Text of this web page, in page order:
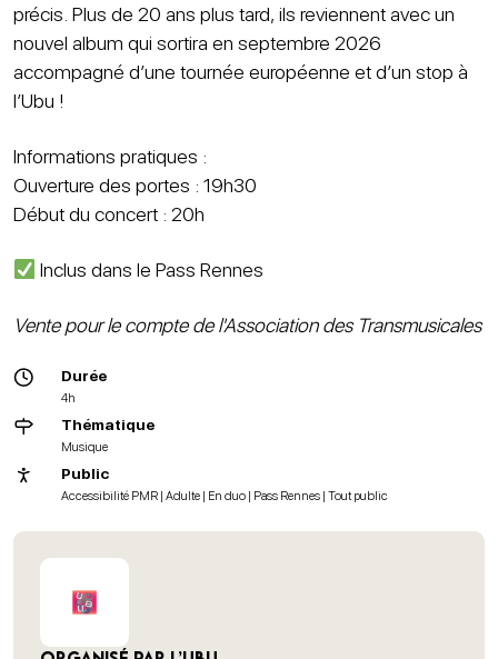
précis. Plus de 20 ans plus tard, ils reviennent avec un
nouvel album qui sortira en septembre 2026
accompagné d’une tournée européenne et d’un stop à
l’Ubu !
Informations pratiques :
Ouverture des portes : 19h30
Début du concert : 20h
Inclus dans le Pass Rennes
Vente pour le compte de l'Association des Transmusicales
Durée
4h
Thématique
Musique
Public
Accessibilité PMR | Adulte | En duo | Pass Rennes | Tout public